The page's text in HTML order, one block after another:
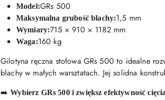
Model:GRs 500
Maksymalna grubość blachy:1,5 mm
Wymiary:715 × 910 × 1182 mm
Waga:160 kg
Gilotyna ręczna stołowa GRs 500 to idealne
blachy w małych warsztatach. Jej solidna
➡️Wybierz GRs 500 i zwiększ efektywność